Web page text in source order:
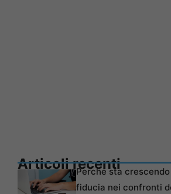
Articoli recenti
Perché sta
fiducia nei confronti